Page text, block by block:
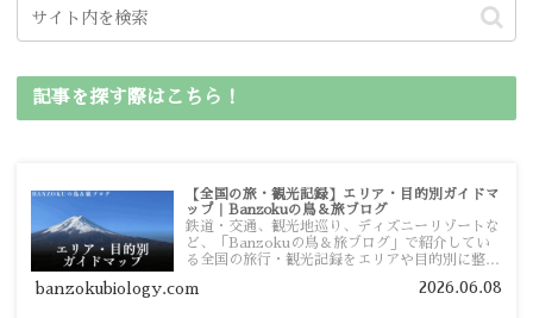
記事を探す際はこちら！
【全国の旅・観光記録】エリア・目的別ガイドマ
ップ｜Banzokuの鳥＆旅ブログ
鉄道・交通、観光地巡り、ディズニーリゾートな
ど、「Banzokuの鳥＆旅ブログ」で紹介してい
る全国の旅行・観光記録をエリアや目的別に整理
ガイドマップからスムーズに見つけていただけま
banzokubiology.com 2026.06.08